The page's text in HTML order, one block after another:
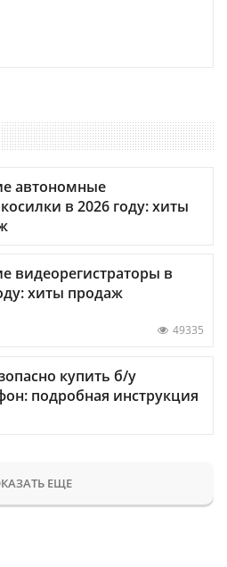
автономные
в 2026 году: хиты
видеорегистраторы в
хиты продаж
49335
купить б/у
подробная инструкция
ЕЩЕ